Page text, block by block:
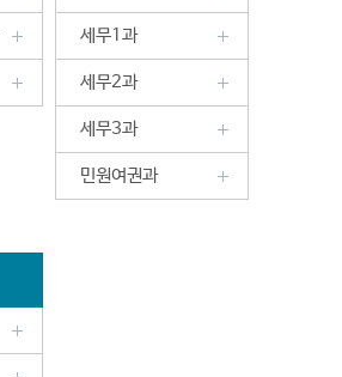
세무1과
세무2과
세무3과
민원여권과